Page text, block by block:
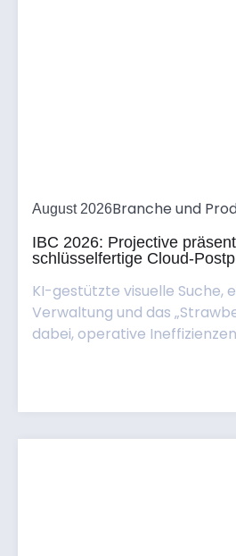
August 2026Branche und
IBC 2026: Projective
schlüsselfertige Cloud-
KI-gestützte visuelle
Verwaltung und das
dabei, operative